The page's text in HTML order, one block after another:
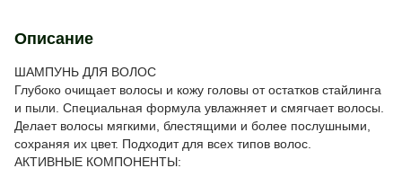
Описание
ШАМПУНЬ ДЛЯ ВОЛОС
Глубоко очищает волосы и кожу головы от остатков стайлинга
и пыли. Специальная формула увлажняет и смягчает волосы.
Делает волосы мягкими, блестящими и более послушными,
сохраняя их цвет. Подходит для всех типов волос.
АКТИВНЫЕ КОМПОНЕНТЫ: